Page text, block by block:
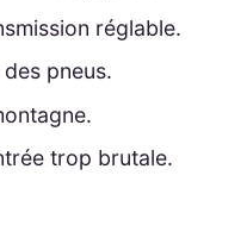
réglable.
pneus.
trop brutale.